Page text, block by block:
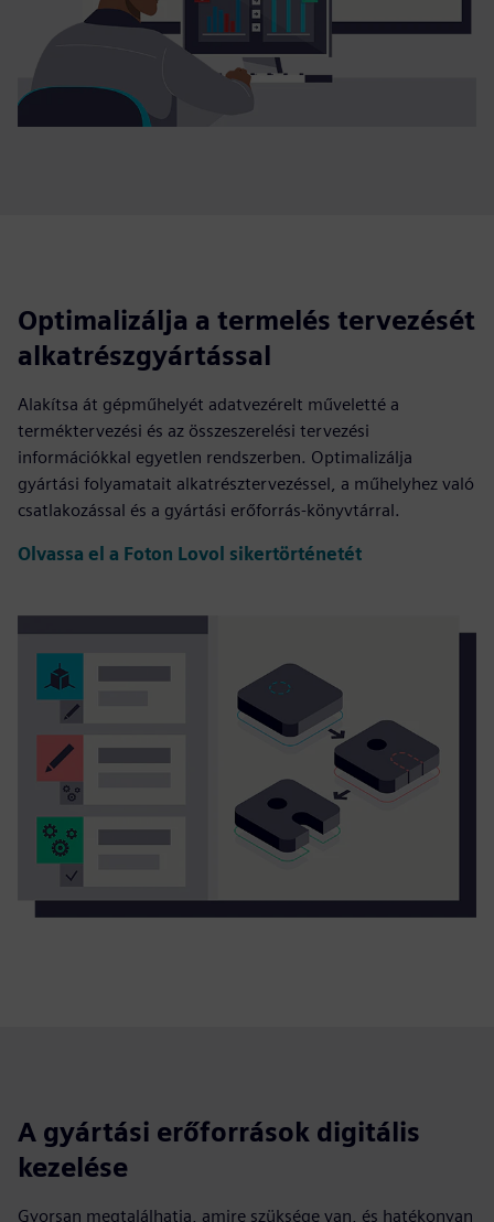
Optimalizálja a termelés tervezését
alkatrészgyártással
Alakítsa át gépműhelyét adatvezérelt műveletté a
terméktervezési és az összeszerelési tervezési
információkkal egyetlen rendszerben. Optimalizálja
gyártási folyamatait alkatrésztervezéssel, a műhelyhez való
csatlakozással és a gyártási erőforrás-könyvtárral.
Olvassa el a Foton Lovol sikertörténetét
A gyártási erőforrások digitális
kezelése
Gyorsan megtalálhatja, amire szüksége van, és hatékonyan